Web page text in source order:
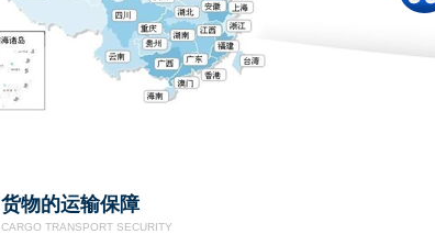
货物的运输保障
CARGO TRANSPORT SECURITY